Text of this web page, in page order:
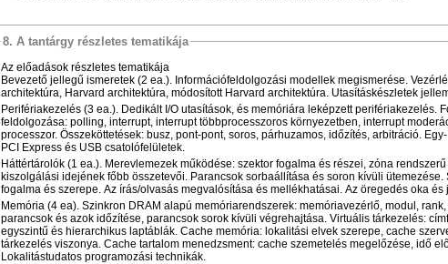
8. A tantárgy részletes tematikája
Az előadások részletes tematikája
Bevezető jellegű ismeretek (2 ea.). Információfeldolgozási modellek megismerése.
architektúra, Harvard architektúra, módosított Harvard architektúra. Utasításkészletek
Perifériakezelés (3 ea.). Dedikált I/O utasítások, és memóriára leképzett perifériakezelés.
feldolgozása: polling, interrupt, interrupt többprocesszoros környezetben, interrupt
processzor. Összeköttetések: busz, pont-pont, soros, párhuzamos, időzítés, arbitráció.
PCI Express és USB csatolófelületek.
Háttértárolók (1 ea.). Merevlemezek működése: szektor fogalma és részei, zóna
kiszolgálási idejének főbb összetevői. Parancsok sorbaállítása és soron kívüli
fogalma és szerepe. Az írás/olvasás megvalósítása és mellékhatásai. Az öregedés oka
Memória (4 ea). Szinkron DRAM alapú memóriarendszerek: memóriavezérlő, modul,
parancsok és azok időzítése, parancsok sorok kívüli végrehajtása. Virtuális tárkezelés:
egyszintű és hierarchikus laptáblák. Cache memória: lokalitási elvek szerepe, cache
tárkezelés viszonya. Cache tartalom menedzsment: cache szemetelés megelőzése, idő
Lokalitástudatos programozási technikák.